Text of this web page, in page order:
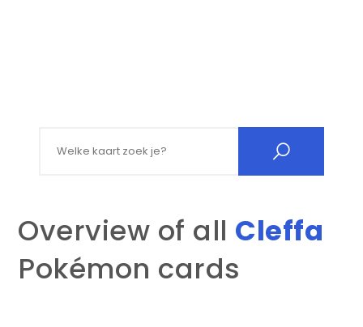
Overview of all Cleffa
Pokémon cards